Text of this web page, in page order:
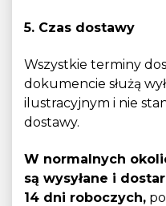
5. Czas dostawy
Wszystkie terminy
dokumencie służą
ilustracyjnym i nie
dostawy.
W normalnych
są wysyłane i
14 dni roboczych,